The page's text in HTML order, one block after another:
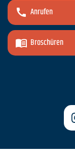
Anrufen
Broschüren